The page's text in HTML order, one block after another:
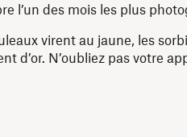
l’un des mois les plus
virent au jaune, les
d’or. N’oubliez pas votre